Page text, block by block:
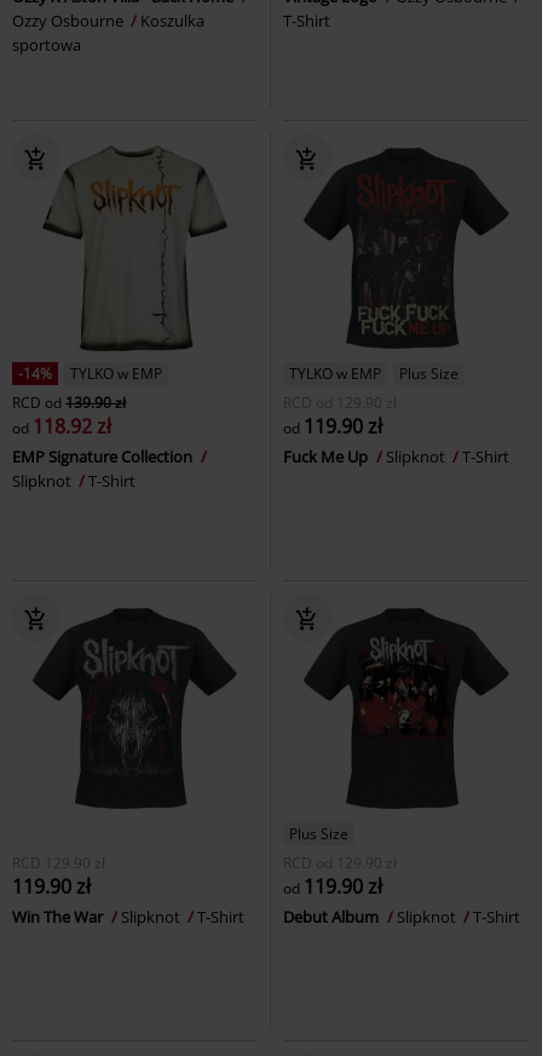
Ozzy Osbourne
Koszulka
sportowa
T-Shirt
-14%
TYLKO w EMP
RCD od 139.90 zł
od 118.92 zł
EMP Signature Collection
Slipknot
T-Shirt
TYLKO w EMP
Plus Size
RCD
od 129.90 zł
od 119.90 zł
Fuck Me Up Slipknot T-Shirt
RCD 129.90 zł
119.90 zł
Win The War Slipknot T-Shirt
Plus Size
RCD
od 129.90 zł
od 119.90 zł
Debut Album Slipknot T-Shirt